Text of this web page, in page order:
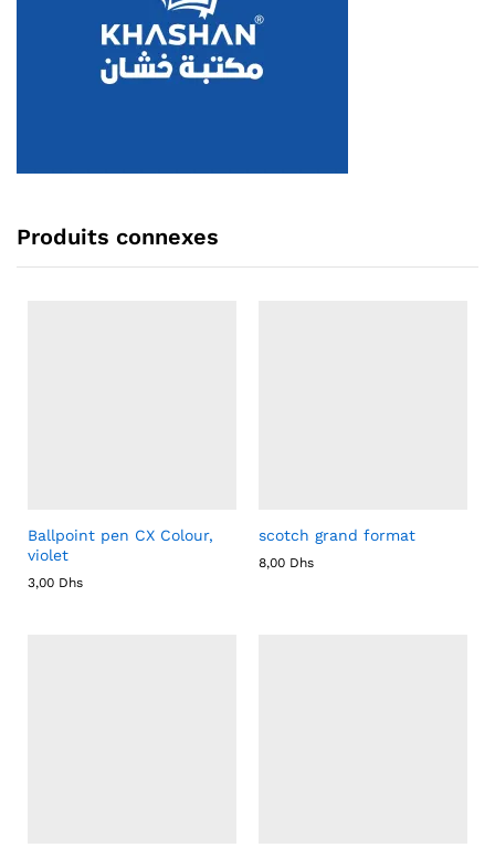
Produits connexes
Ballpoint pen CX Colour,
violet
3,00 Dhs
scotch grand format
8,00 Dhs